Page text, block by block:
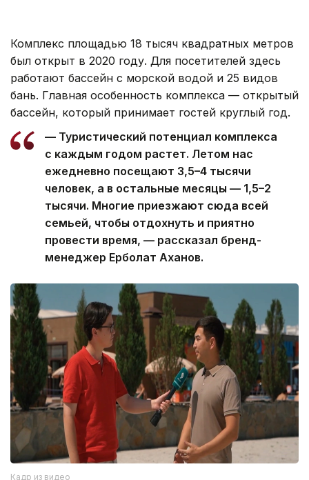
Комплекс площадью 18 тысяч квадратных метров
был открыт в 2020 году. Для посетителей здесь
работают бассейн с морской водой и 25 видов
бань. Главная особенность комплекса — открытый
бассейн, который принимает гостей круглый год.
— Туристический потенциал комплекса
с каждым годом растет. Летом нас
ежедневно посещают 3,5–4 тысячи
человек, а в остальные месяцы — 1,5–2
тысячи. Многие приезжают сюда всей
семьей, чтобы отдохнуть и приятно
провести время, — рассказал бренд-
менеджер Ерболат Аханов.
Кадр из видео